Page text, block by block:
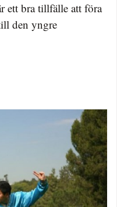
ett bra tillfälle att föra
den yngre